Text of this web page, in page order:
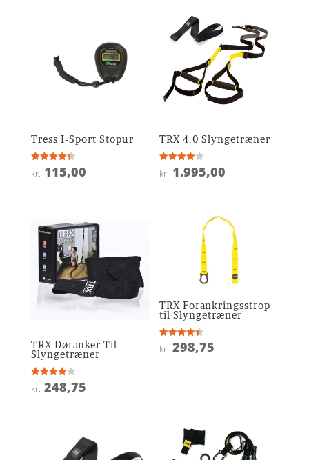
Tress I-Sport Stopur
Vurderet
4.4
kr. 115,00
TRX 4.0 Slyngetræner
Vurderet
3.9
kr. 1.995,00
TRX Døranker Til
Slyngetræner
Vurderet
3.9
kr. 248,75
TRX Forankringsstrop
til Slyngetræner
Vurderet
4.4
kr. 298,75